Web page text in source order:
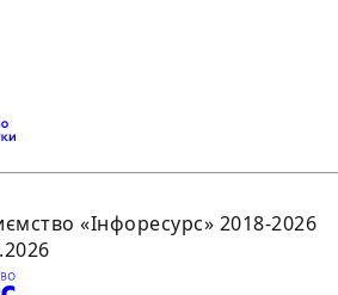
«Інфоресурс» 2018-2026